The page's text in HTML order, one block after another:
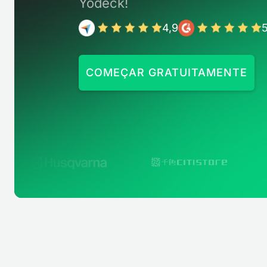
4,9
COMEÇAR GRATUITAMENTE